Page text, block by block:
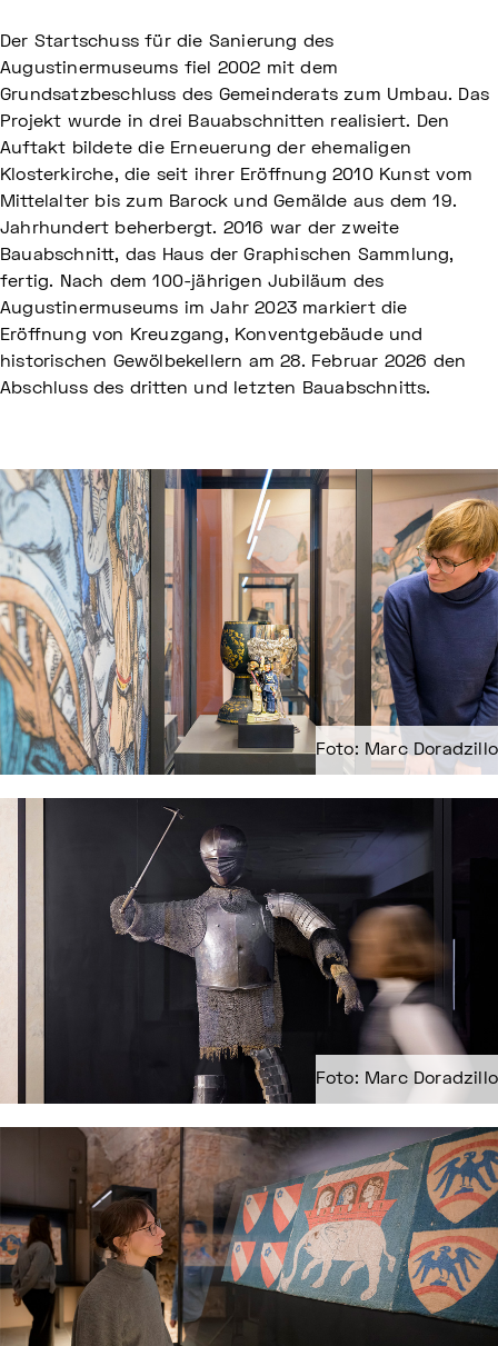
Der Startschuss für die Sanierung des
Augustinermuseums fiel 2002 mit dem
Grundsatzbeschluss des Gemeinderats zum Umbau. Das
Projekt wurde in drei Bauabschnitten realisiert. Den
Auftakt bildete die Erneuerung der ehemaligen
Klosterkirche, die seit ihrer Eröffnung 2010 Kunst vom
Mittelalter bis zum Barock und Gemälde aus dem 19.
Jahrhundert beherbergt. 2016 war der zweite
Bauabschnitt, das Haus der Graphischen Sammlung,
fertig. Nach dem 100-jährigen Jubiläum des
Augustinermuseums im Jahr 2023 markiert die
Eröffnung von Kreuzgang, Konventgebäude und
historischen Gewölbekellern am 28. Februar 2026 den
Abschluss des dritten und letzten Bauabschnitts.
Foto: Marc Doradzillo
Foto: Marc Doradzillo